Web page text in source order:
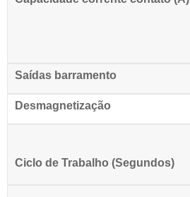
Saídas barramento
Desmagnetização
Ciclo de Trabalho (Segundos)